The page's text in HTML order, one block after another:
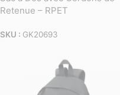
Retenue – RPET
SKU : GK20693